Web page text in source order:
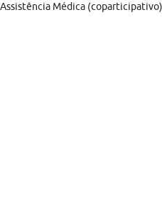
Médica